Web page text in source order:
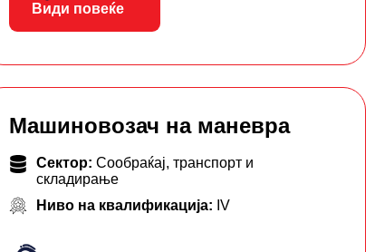
Види повеќе
Машиновозач на маневра
Сектор: Сообраќај, транспорт и
складирање
Ниво на квалификација: IV